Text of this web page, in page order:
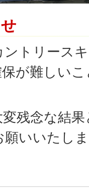
トリース
が難しい
残念な結
いいたし